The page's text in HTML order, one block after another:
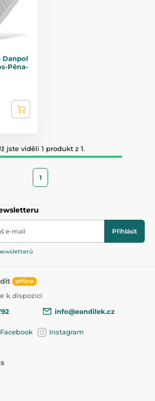
Danpol
Pěna-
jste viděli 1 produkt z 1.
1
e-mail Přihlásit
offline
k dispozici
info@eandilek.cz
Facebook Instagram